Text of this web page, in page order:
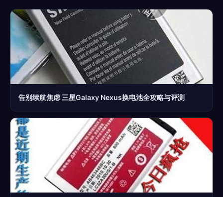
告别续航焦虑 三星Galaxy Nexus换电池全攻略与评测